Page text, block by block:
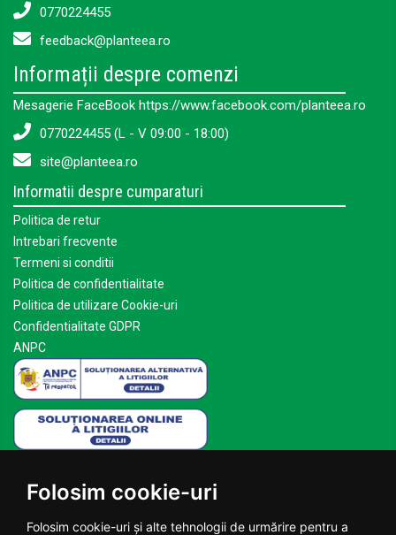
Folosim cookie-uri
Folosim cookie-uri și alte tehnologii de urmărire pentru a
0770224455
feedback@planteea.ro
Informații despre comenzi
Mesagerie FaceBook https://www.facebook.com/planteea.ro
0770224455 (L - V 09:00 - 18:00)
site@planteea.ro
Informatii despre cumparaturi
Politica de retur
Intrebari frecvente
Termeni si conditii
Politica de confidentialitate
Politica de utilizare Cookie-uri
Confidentialitate GDPR
ANPC
Acasa
Despre noi